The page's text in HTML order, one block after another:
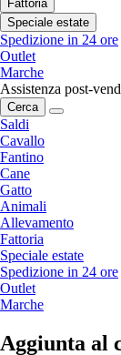
Fattoria
Speciale estate
Spedizione in 24 ore
Outlet
Marche
Assistenza post-
Cerca
Saldi
Cavallo
Fantino
Cane
Gatto
Animali
Allevamento
Fattoria
Speciale estate
Spedizione in 24 ore
Outlet
Marche
Aggiunta al